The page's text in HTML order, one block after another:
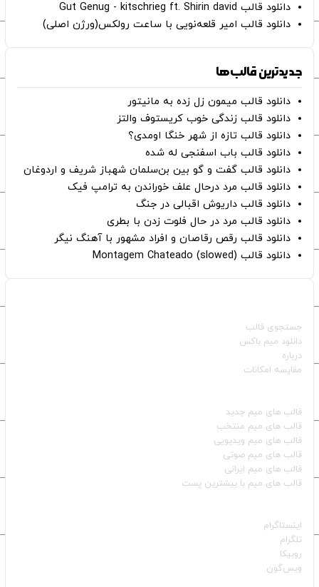
دانلود قالب Gut Genug - kitschrieg ft. Shirin david
دانلود قالب امیر قلعه‌نویی با ساعت رولکس(ورژن اصلی)
جدیدترین قالب‌ها
دانلود قالب میمون زل زده به مانیتور
دانلود قالب زندگی خوب کریستوف والتز
دانلود قالب تازه از شهر خنگا اومدی؟
دانلود قالب باب اسفنجی له شده
دانلود قالب گفت و گو بین بن‌سلمان شهباز شریف و اردوغان
دانلود قالب مرد درحال علف خوراندن به ترامپ فیک
دانلود قالب داریوش اقبالی در جنگ
دانلود قالب مرد در حال فلوت زدن با بطری
دانلود قالب رقص رقاصان و افراد مشهور با آهنگ نیگر
دانلود قالب Montagem Chateado (slowed)
جستجوی قالب
دانلود میم باکس
درباره
مقایسه امکانات
قالب‌ های میم جدید
قالب‌ های میم منتخب
قالب‌ های میم ویدیویی
قالب‌ های میم صوتی
قالب‌ های میم ایرانی
قالب‌ های میم با بیشترین پست
اینستاگرام
تلگرام
روبیکا
ویس‌گون